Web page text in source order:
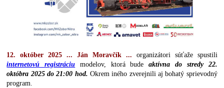
12. október 2025 ... Ján Moravčík ... organizátori súťaže spustili
internetovú registráciu modelov, ktorá budeaktívna do stredy 22.
októbra 2025do 21:00 hod. Okrem iného zverejnili aj bohatý sprievodný
program.